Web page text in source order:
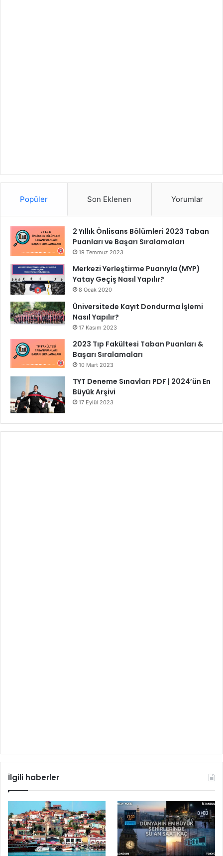
Popüler Son Eklenen Yorumlar
2 Yıllık Önlisans Bölümleri 2023 Taban
Puanları ve Başarı Sıralamaları
19 Temmuz 2023
Merkezi Yerleştirme Puanıyla (MYP)
Yatay Geçiş Nasıl Yapılır?
8 Ocak 2020
Üniversitede Kayıt Dondurma İşlemi
Nasıl Yapılır?
17 Kasım 2023
2023 Tıp Fakültesi Taban Puanları &
Başarı Sıralamaları
10 Mart 2023
TYT Deneme Sınavları PDF | 2024’ün En
Büyük Arşivi
17 Eylül 2023
İlgili haberler